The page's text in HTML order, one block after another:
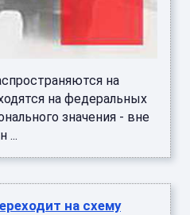
на
на федеральных
значения - вне
...
на схему